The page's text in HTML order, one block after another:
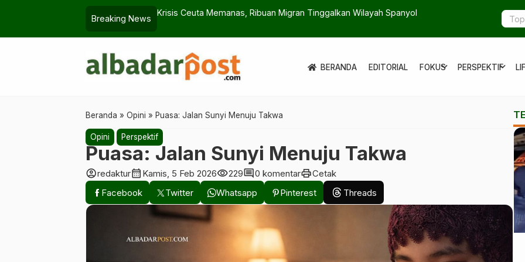
Breaking News
Krisis Ceuta Memanas, Ribuan Migran Tinggalkan Wilayah Spanyol Data
BERANDA EDITORIAL FOKUS
expand_more PERSPEKTIF
expand_more
Beranda » Opini » Puasa: Jalan Sunyi Menuju Takwa
Opini Perspektif
Puasa: Jalan Sunyi Menuju Takwa
account_circleredakturcalendar_month Kamis, 5 Feb 2026visibility229comment0 komentarprintCetak
Facebook
Twitter Whatsapp Pinterest Threads